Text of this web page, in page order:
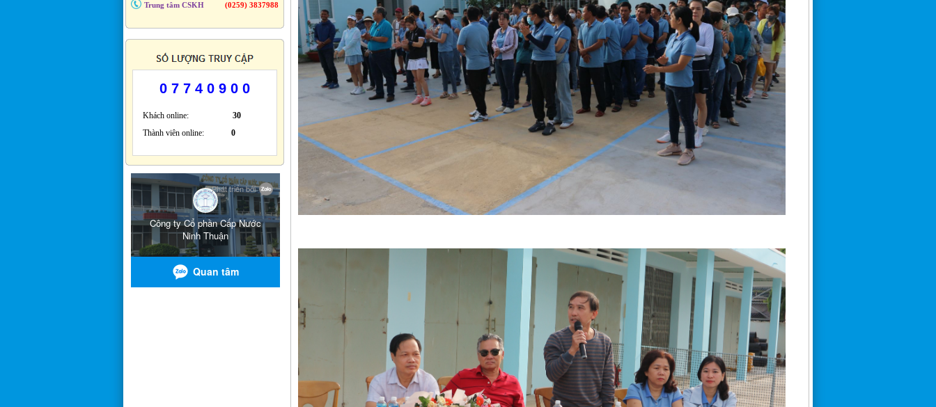
Trung tâm CSKH (0259) 3837988
0 7 7 4 0 9 0 0
Khách online: 30
Thành viên online: 0